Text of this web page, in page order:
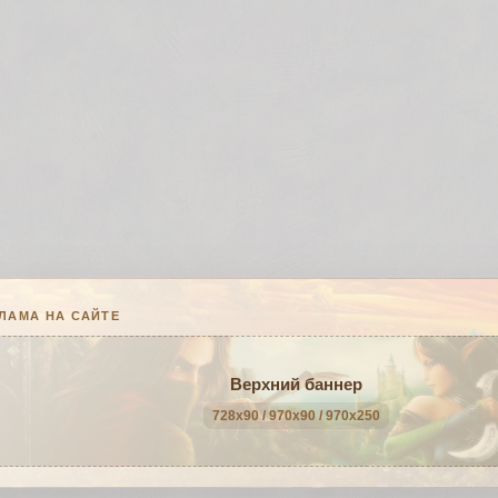
НА САЙТЕ
Верхний баннер
728x90 / 970x90 / 970x250